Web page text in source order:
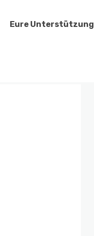
Eure Unterstützung